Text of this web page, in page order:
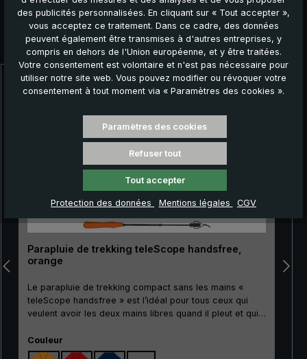
Ignorer la galerie de produits
Autres produits que vous pourriez aimer :
Parapluie de trekking teleScope handsfree,
orange
Le parapluie de trekking compact sans les mains «
teleScope handsfree » est l’idéal pour tous ceux qui
veulent avoir les deux mains libres quand il pleut et qui
dimensions : Pour les randonneurs avec des bâtons de
trekking, ainsi que pour les forestiers, les jardiniers, ou
Sélectionnez
Couleur
des publicités personnalisées. En cliquant sur « Tout accepter »,
vous acceptez ce traitement. Dans ce cadre, des données
peuvent également être transmises à d'autres entreprises, y
compris en dehors de l'Union européenne, et y être traitées.
Votre consentement est volontaire et n'est pas nécessaire pour
utiliser notre site web. Vous pouvez modifier ou révoquer votre
consentement à tout moment via « Paramètres des cookies ».
Paramètres des cookies
Refuser tout
Tout accepter
Protection des données Mentions légales CGV